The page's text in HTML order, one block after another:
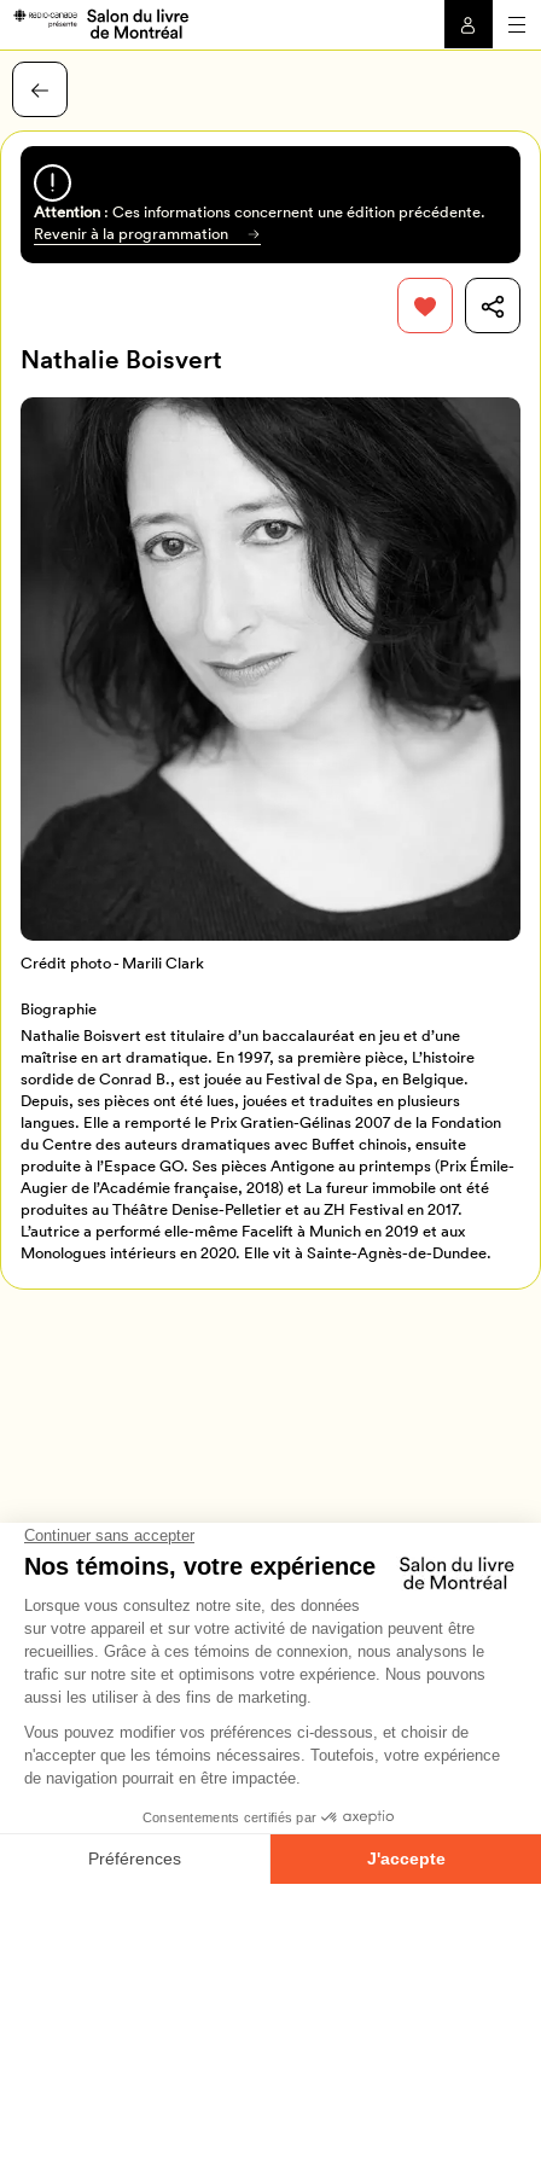
Mon Salon
Retour à l’accueil
Attention: Ces informations concernent une édition précédente.
Revenir à la programmation
Nathalie Boisvert
Crédit photo - Marili Clark
Biographie
Nathalie Boisvert est titulaire d’un baccalauréat en jeu et d’une
maîtrise en art dramatique. En 1997, sa première pièce, L’histoire
sordide de Conrad B., est jouée au Festival de Spa, en Belgique.
Depuis, ses pièces ont été lues, jouées et traduites en plusieurs
langues. Elle a remporté le Prix Gratien-Gélinas 2007 de la Fondation
du Centre des auteurs dramatiques avec Buffet chinois, ensuite
produite à l’Espace GO. Ses pièces Antigone au printemps (Prix Émile-
Augier de l’Académie française, 2018) et La fureur immobile ont été
produites au Théâtre Denise-Pelletier et au ZH Festival en 2017.
L’autrice a performé elle-même Facelift à Munich en 2019 et aux
Monologues intérieurs en 2020. Elle vit à Sainte-Agnès-de-Dundee.
Pour enregistrer vos favoris,
connectez-vous ou créez votre profil
Mon Salon
Créer un profil
Annuler